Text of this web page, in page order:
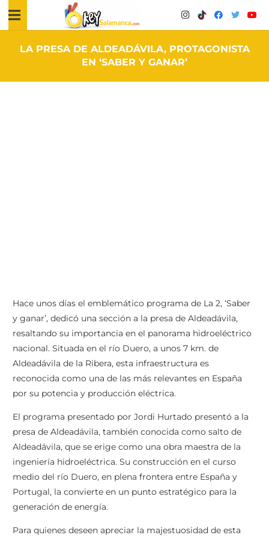
LA PRESA DE ALDEADÁVILA, PROTAGONISTA
EN ‘SABER Y GANAR’
Hace unos días el emblemático programa de La 2, ‘Saber
y ganar’, dedicó una sección a la presa de Aldeadávila,
resaltando su importancia en el panorama hidroeléctrico
nacional. Situada en el río Duero, a unos 7 km. de
Aldeadávila de la Ribera, esta infraestructura es
reconocida como una de las más relevantes en España
por su potencia y producción eléctrica.
El programa presentado por Jordi Hurtado presentó a la
presa de Aldeadávila, también conocida como salto de
Aldeadávila, que se erige como una obra maestra de la
ingeniería hidroeléctrica. Su construcción en el curso
medio del río Duero, en plena frontera entre España y
Portugal, la convierte en un punto estratégico para la
generación de energía.
Para quienes deseen apreciar la majestuosidad de esta